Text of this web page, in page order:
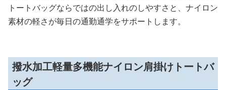
トートバッグならではの出し入れのしやすさと、ナイロン
素材の軽さが毎日の通勤通学をサポートします。
撥水加工軽量多機能ナイロン肩掛けトートバ
ッグ